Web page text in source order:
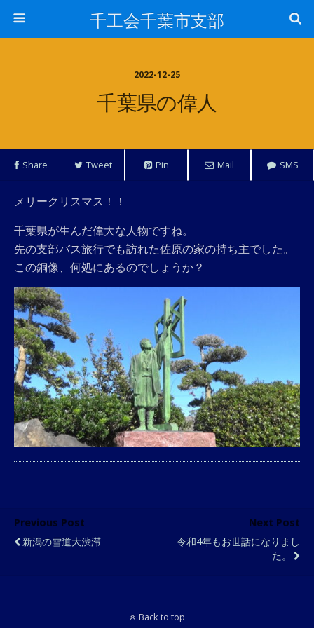
千工会千葉市支部
2022-12-25
千葉県の偉人
Share Tweet Pin Mail SMS
メリークリスマス！！
千葉県が生んだ偉大な人物ですね。
先の支部バス旅行でも訪れた佐原の家の持ち主でした。
この銅像、何処にあるのでしょうか？
Previous Post
新潟の雪道大渋滞
Next Post
令和4年もお世話になりまし
た。
Back to top